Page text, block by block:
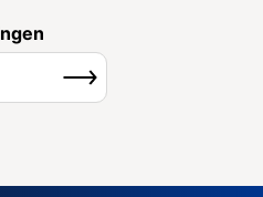
Inschrijven